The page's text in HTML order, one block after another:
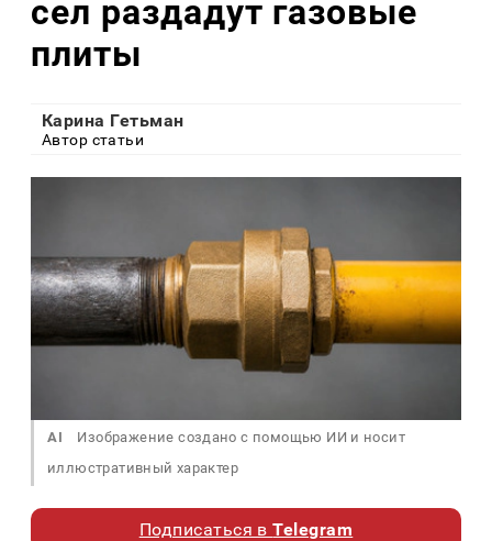
сел раздадут газовые
плиты
Карина Гетьман
Автор статьи
AI
Изображение создано с помощью ИИ и носит
иллюстративный характер
Подписаться вTelegram